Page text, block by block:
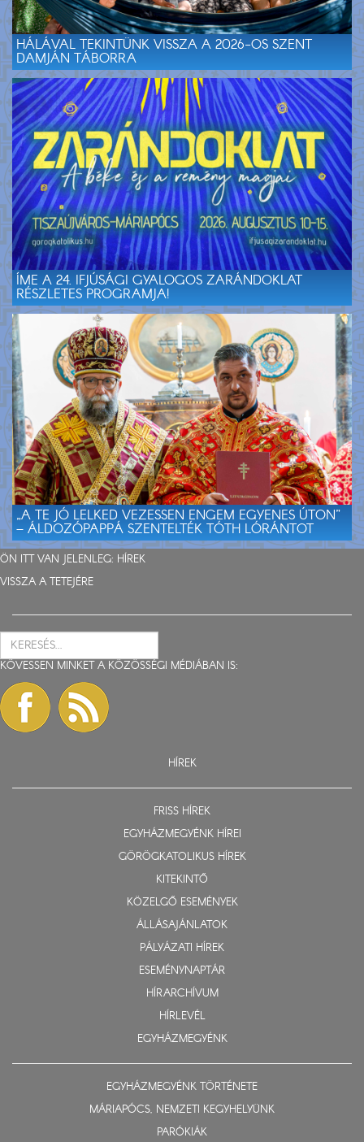
HÁLÁVAL TEKINTÜNK VISSZA A 2026-OS SZENT
DAMJÁN TÁBORRA
ÍME A 24. IFJÚSÁGI GYALOGOS ZARÁNDOKLAT
RÉSZLETES PROGRAMJA!
„A TE JÓ LELKED VEZESSEN ENGEM EGYENES ÚTON”
– ÁLDOZÓPAPPÁ SZENTELTÉK TÓTH LÓRÁNTOT
ÖN ITT VAN JELENLEG: HÍREK
VISSZA A TETEJÉRE
KÖVESSEN MINKET A KÖZÖSSÉGI MÉDIÁBAN IS:
HÍREK
FRISS HÍREK
EGYHÁZMEGYÉNK HÍREI
GÖRÖGKATOLIKUS HÍREK
KITEKINTŐ
KÖZELGŐ ESEMÉNYEK
ÁLLÁSAJÁNLATOK
PÁLYÁZATI HÍREK
ESEMÉNYNAPTÁR
HÍRARCHÍVUM
HÍRLEVÉL
EGYHÁZMEGYÉNK
EGYHÁZMEGYÉNK TÖRTÉNETE
MÁRIAPÓCS, NEMZETI KEGYHELYÜNK
PARÓKIÁK